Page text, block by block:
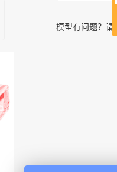
模型有问题？请到